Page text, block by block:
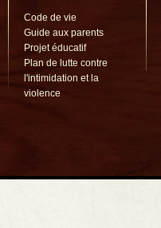
Code de vie
Guide aux parents
Projet éducatif
Plan de lutte contre
l'intimidation et la
violence